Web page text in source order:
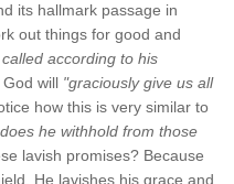
its hallmark passage in
out things for good and
according to his
will "graciously give us all
how this is very similar to
he withhold from those
lavish promises? Because
He lavishes his grace and